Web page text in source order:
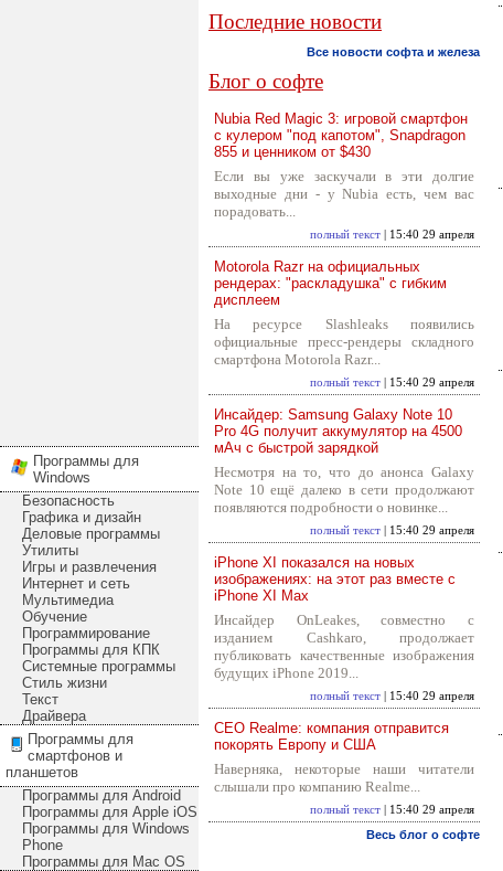
Программы для
Windows
Безопасность
Графика и дизайн
Деловые программы
Утилиты
Игры и развлечения
Интернет и сеть
Мультимедиа
Обучение
Программирование
Программы для КПК
Системные программы
Стиль жизни
Текст
Драйвера
Программы для
смартфонов и
планшетов
Программы для Android
Программы для Apple iOS
Программы для Windows
Phone
Программы для Mac OS
Последние новости
Все новости софта и железа
Блог о софте
Nubia Red Magic 3: игровой смартфон
с кулером "под капотом", Snapdragon
855 и ценником от $430
Если вы уже заскучали в эти долгие
выходные дни - у Nubia есть, чем вас
порадовать...
полный текст | 15:40 29 апреля
Motorola Razr на официальных
рендерах: "раскладушка" с гибким
дисплеем
На ресурсе Slashleaks появились
официальные пресс-рендеры складного
смартфона Motorola Razr...
полный текст | 15:40 29 апреля
Инсайдер: Samsung Galaxy Note 10
Pro 4G получит аккумулятор на 4500
мАч с быстрой зарядкой
Несмотря на то, что до анонса Galaxy
Note 10 ещё далеко в сети продолжают
появляются подробности о новинке...
полный текст | 15:40 29 апреля
iPhone XI показался на новых
изображениях: на этот раз вместе с
iPhone XI Max
Инсайдер OnLeakes, совместно с
изданием Cashkaro, продолжает
публиковать качественные изображения
будущих iPhone 2019...
полный текст | 15:40 29 апреля
CEO Realme: компания отправится
покорять Европу и США
Наверняка, некоторые наши читатели
слышали про компанию Realme...
полный текст | 15:40 29 апреля
Весь блог о софте